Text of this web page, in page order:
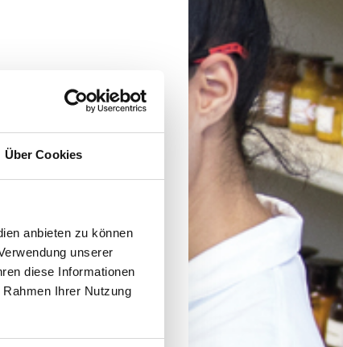
Über Cookies
anbieten zu können
unserer
diese Informationen
Ihrer Nutzung